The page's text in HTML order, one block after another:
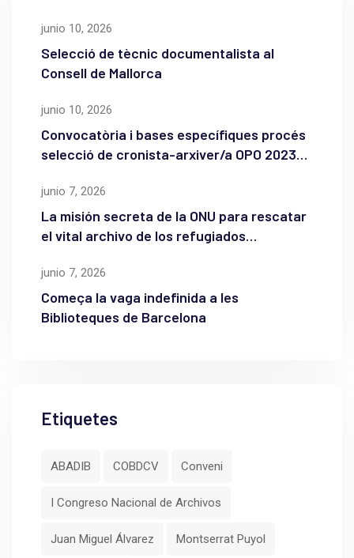
junio 10, 2026
Selecció de tècnic documentalista al
Consell de Mallorca
junio 10, 2026
Convocatòria i bases específiques procés
selecció de cronista-arxiver/a OPO 2023
junio 7, 2026
La misión secreta de la ONU para rescatar
el vital archivo de los refugiados
junio 7, 2026
Começa la vaga indefinida a les
Biblioteques de Barcelona
Etiquetes
ABADIB COBDCV Conveni
I Congreso Nacional de Archivos
Juan Miguel Álvarez Montserrat Puyol